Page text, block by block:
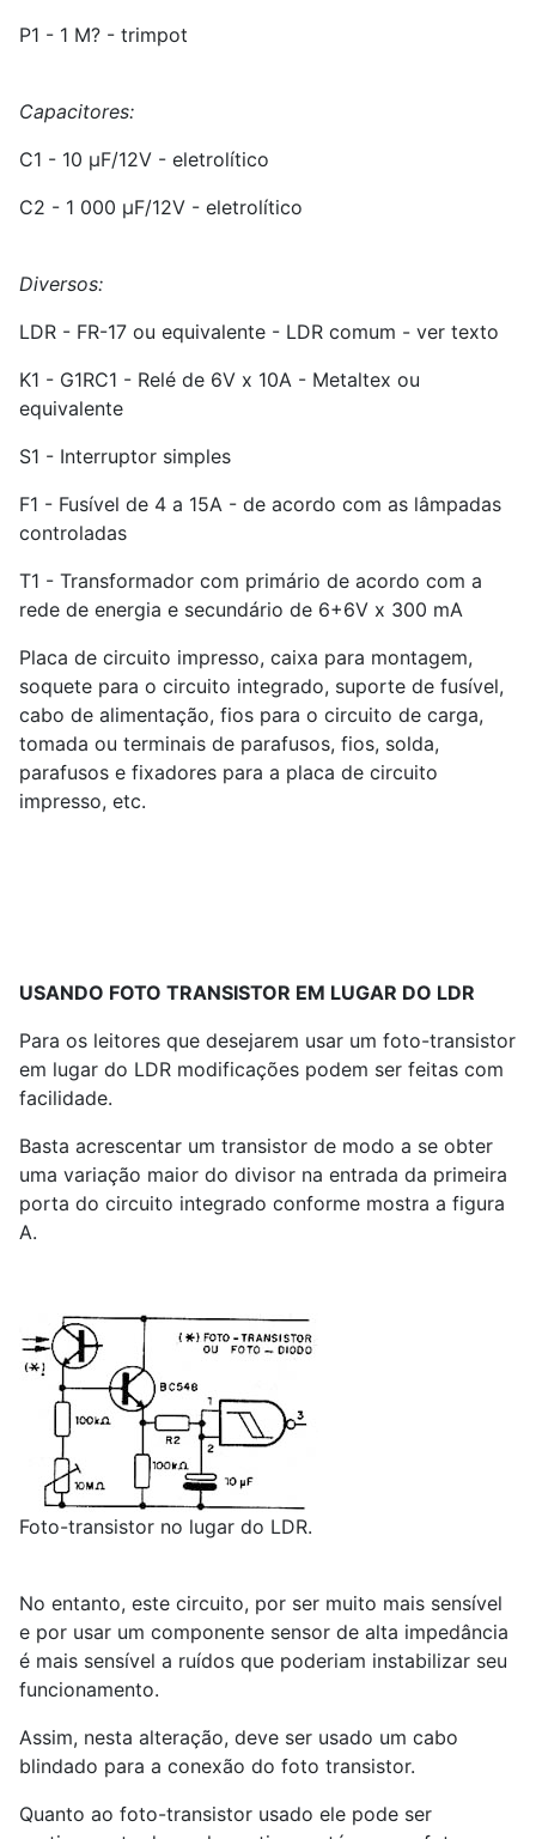
P1 - 1 M? - trimpot
Capacitores:
C1 - 10 µF/12V - eletrolítico
C2 - 1 000 µF/12V - eletrolítico
Diversos:
LDR - FR-17 ou equivalente - LDR comum - ver texto
K1 - G1RC1 - Relé de 6V x 10A - Metaltex ou
equivalente
S1 - Interruptor simples
F1 - Fusível de 4 a 15A - de acordo com as lâmpadas
controladas
T1 - Transformador com primário de acordo com a
rede de energia e secundário de 6+6V x 300 mA
Placa de circuito impresso, caixa para montagem,
soquete para o circuito integrado, suporte de fusível,
cabo de alimentação, fios para o circuito de carga,
tomada ou terminais de parafusos, fios, solda,
parafusos e fixadores para a placa de circuito
impresso, etc.
USANDO FOTO TRANSISTOR EM LUGAR DO LDR
Para os leitores que desejarem usar um foto-transistor
em lugar do LDR modificações podem ser feitas com
facilidade.
Basta acrescentar um transistor de modo a se obter
uma variação maior do divisor na entrada da primeira
porta do circuito integrado conforme mostra a figura
A.
Foto-transistor no lugar do LDR.
No entanto, este circuito, por ser muito mais sensível
e por usar um componente sensor de alta impedância
é mais sensível a ruídos que poderiam instabilizar seu
funcionamento.
Assim, nesta alteração, deve ser usado um cabo
blindado para a conexão do foto transistor.
Quanto ao foto-transistor usado ele pode ser